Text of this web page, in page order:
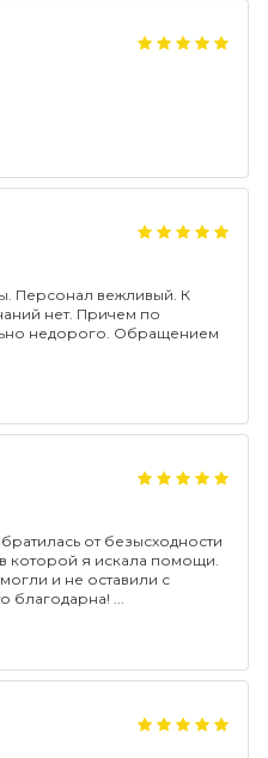
Персонал вежливый. К
нет. Причем по
недорого. Обращением
от безысходности
которой я искала помощи.
и не оставили с
благодарна!